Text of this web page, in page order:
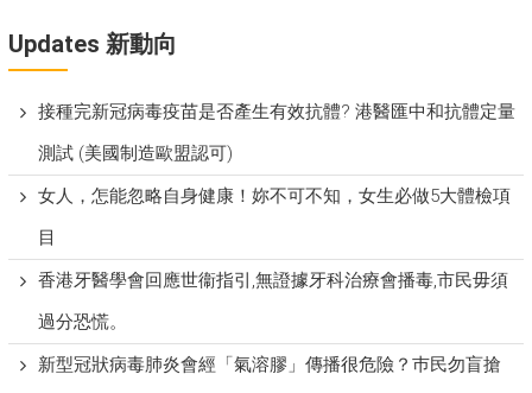
Updates 新動向
接種完新冠病毒疫苗是否產生有效抗體? 港醫匯中和抗體定量
測試 (美國制造歐盟認可)
女人，怎能忽略自身健康！妳不可不知，女生必做5大體檢項
目
香港牙醫學會回應世衞指引,無證據牙科治療會播毒,市民毋須
過分恐慌。
新型冠狀病毒肺炎會經「氣溶膠」傳播很危險？巿民勿盲搶